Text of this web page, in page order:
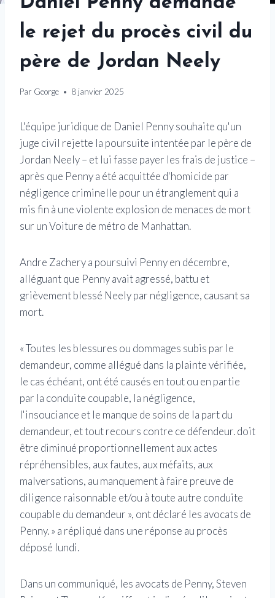
le rejet du procès civil du
père de Jordan Neely
Par George 8 janvier 2025
L'équipe juridique de Daniel Penny souhaite qu'un
juge civil rejette la poursuite intentée par le père de
Jordan Neely – et lui fasse payer les frais de justice –
après que Penny a été acquittée d'homicide par
négligence criminelle pour un étranglement qui a
mis fin à une violente explosion de menaces de mort
sur un Voiture de métro de Manhattan.
Andre Zachery a poursuivi Penny en décembre,
alléguant que Penny avait agressé, battu et
grièvement blessé Neely par négligence, causant sa
mort.
« Toutes les blessures ou dommages subis par le
demandeur, comme allégué dans la plainte vérifiée,
le cas échéant, ont été causés en tout ou en partie
par la conduite coupable, la négligence,
l'insouciance et le manque de soins de la part du
demandeur, et tout recours contre ce défendeur. doit
être diminué proportionnellement aux actes
répréhensibles, aux fautes, aux méfaits, aux
malversations, au manquement à faire preuve de
diligence raisonnable et/ou à toute autre conduite
coupable du demandeur », ont déclaré les avocats de
Penny. » a répliqué dans une réponse au procès
déposé lundi.
Dans un communiqué, les avocats de Penny, Steven